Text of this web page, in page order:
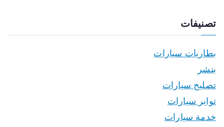
تصنيفات
بطاريات سيارات
بنشر
تصليح سيارات
تواير سيارات
خدمة سيارات